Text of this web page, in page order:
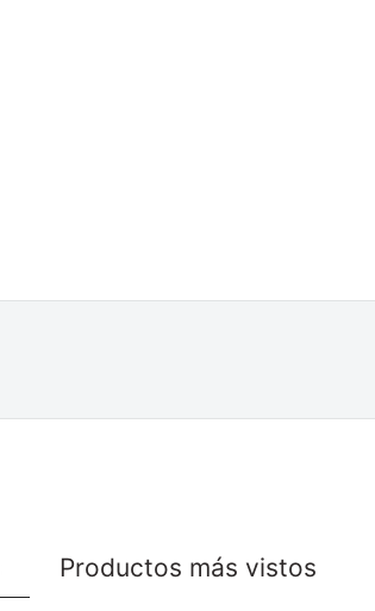
Productos más vistos